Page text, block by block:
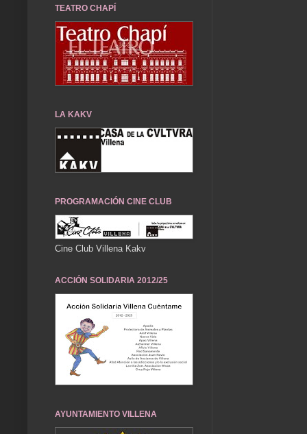
TEATRO CHAPÍ
LA KAKV
PROGRAMACIÓN CINE CLUB
Cine Club Villena Kakv
ACCIÓN SOLIDARIA 2012/25
AYUNTAMIENTO VILLENA